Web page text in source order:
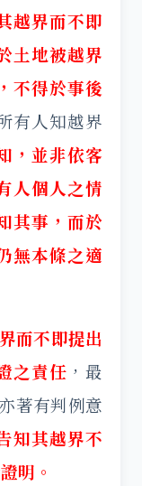
越界而不即
土地被越界
不得於事後
有人知越界
，並非依客
人個人之情
其事，而於
無本條之適
而不即提出
之責任 ，最
著有判例意
知其越界不
明。